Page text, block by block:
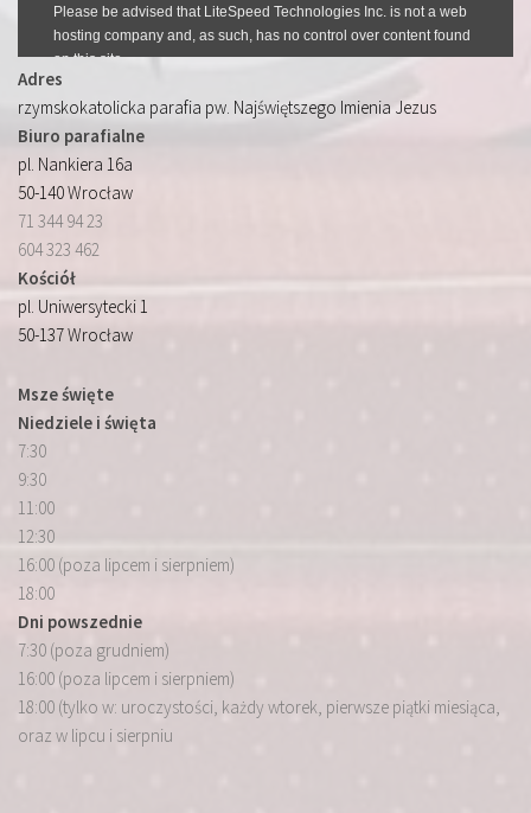
Adres
rzymskokatolicka parafia pw. Najświętszego Imienia Jezus
Biuro parafialne
pl. Nankiera 16a
50-140 Wrocław
71 344 94 23
604 323 462
Kościół
pl. Uniwersytecki 1
50-137 Wrocław
Msze święte
Niedziele i święta
7:30
9:30
11:00
12:30
16:00 (poza lipcem i sierpniem)
18:00
Dni powszednie
7:30 (poza grudniem)
16:00 (poza lipcem i sierpniem)
18:00 (tylko w: uroczystości, każdy wtorek, pierwsze piątki miesiąca,
oraz w lipcu i sierpniu